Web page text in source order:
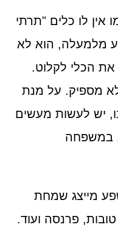
אין לו כלים "תרתי
מלמעלה, הוא לא
את הכלי לקלוט.
מספיק. על מנת
יש לעשות מעשים
במשפחה
מייצג שמחת
פרנסה ועוד.